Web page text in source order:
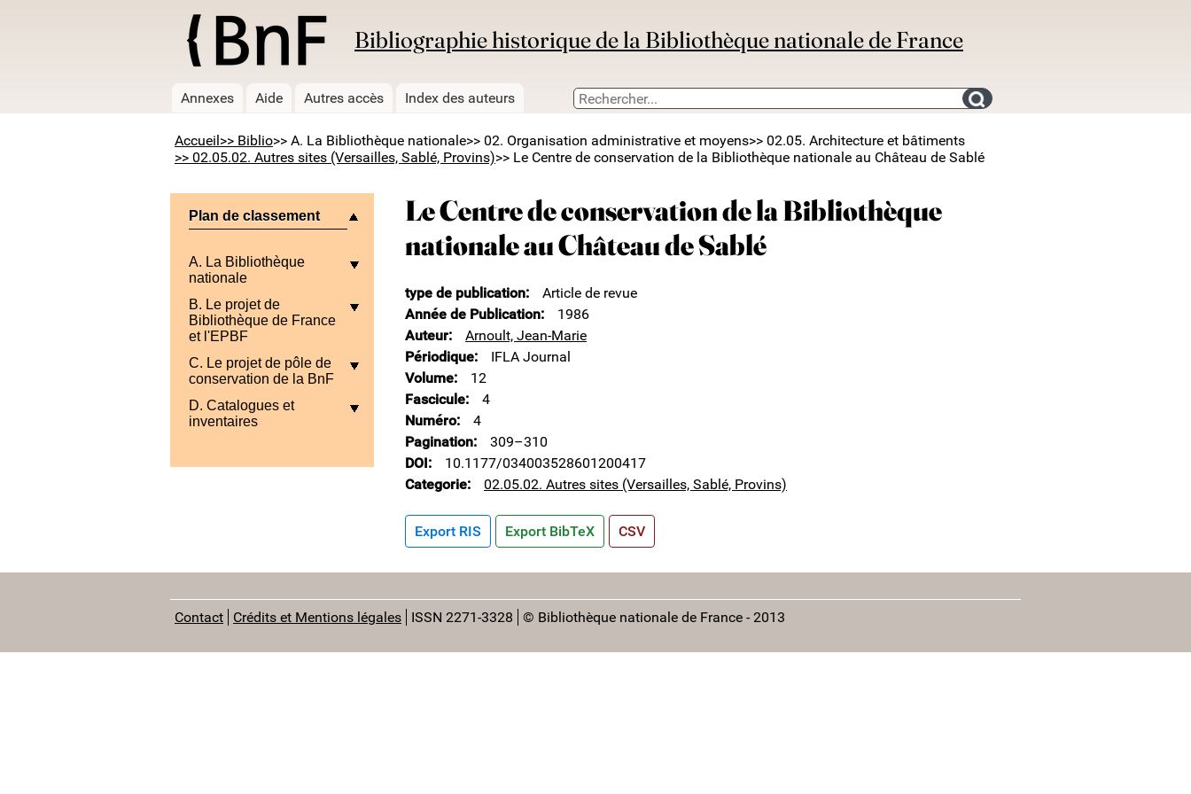
Bibliographie historique de la Bibliothèque nationale de France
Annexes Aide Autres accès Index des auteurs Search for an bibliography
Accueil >> Biblio>> A. La Bibliothèque nationale>> 02. Organisation administrative et moyens>> 02.05. Architecture et bâtiments
>> 02.05.02. Autres sites (Versailles, Sablé, Provins)>> Le Centre de conservation de la Bibliothèque nationale au Château de Sablé
Plan de classement
A. La Bibliothèque
nationale
B. Le projet de
Bibliothèque de France
et l'EPBF
C. Le projet de pôle de
conservation de la BnF
D. Catalogues et
inventaires
Le Centre de conservation de la Bibliothèque
nationale au Château de Sablé
type de publication
Article de revue
Année de Publication
1986
Auteur
Arnoult, Jean-Marie
Périodique
IFLA Journal
Volume
12
Fascicule
4
Numéro
4
Pagination
309–310
DOI
10.1177/034003528601200417
Categorie
02.05.02. Autres sites (Versailles, Sablé, Provins)
Export RIS Export BibTeX CSV
Contact Crédits et Mentions légales ISSN 2271-3328 © Bibliothèque nationale de France - 2013